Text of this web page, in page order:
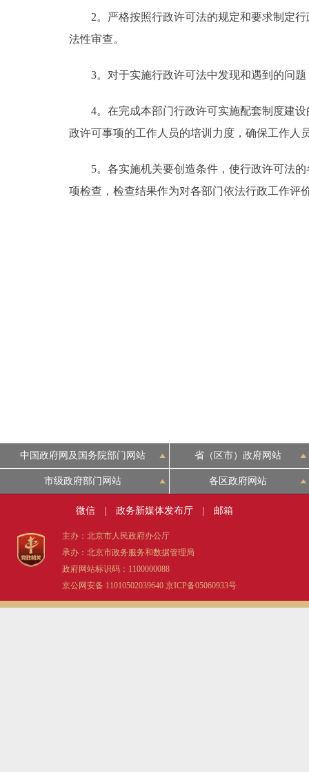
2。严格按照行政许可法的规定和要求制定行
法性审查。
3。对于实施行政许可法中发现和遇到的问题
4。在完成本部门行政许可实施配套制度建设
政许可事项的工作人员的培训力度，确保工作人
5。各实施机关要创造条件，使行政许可法的
项检查，检查结果作为对各部门依法行政工作评
中国政府网及国务院部门网站 省（区市）政府网站
市级政府部门网站 各区政府网站
微信 政务新媒体发布厅 邮箱
主办：北京市人民政府办公厅
承办：北京市政务服务和数据管理局
政府网站标识码：1100000088
京公网安备 11010502039640 京ICP备05060933号